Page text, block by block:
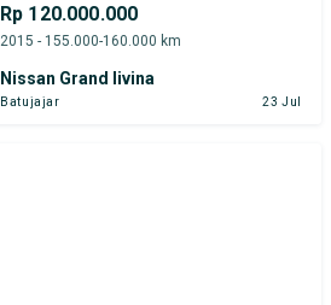
Rp 120.000.000
2015 - 155.000-160.000 km
Nissan Grand livina
Batujajar 23 Jul